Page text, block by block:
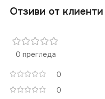
220V
СЕРИЯ CORD-SETS
Отзиви от клиенти
0 прегледа
0
0